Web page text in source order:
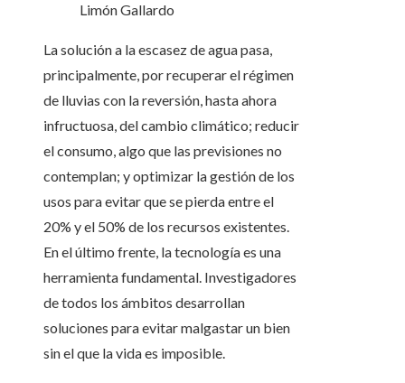
Limón Gallardo
La solución a la escasez de agua pasa,
principalmente, por recuperar el régimen
de lluvias con la reversión, hasta ahora
infructuosa, del cambio climático; reducir
el consumo, algo que las previsiones no
contemplan; y optimizar la gestión de los
usos para evitar que se pierda entre el
20% y el 50% de los recursos existentes.
En el último frente, la tecnología es una
herramienta fundamental. Investigadores
de todos los ámbitos desarrollan
soluciones para evitar malgastar un bien
sin el que la vida es imposible.